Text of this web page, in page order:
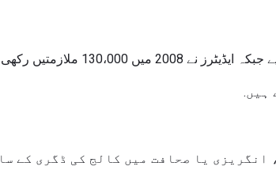
انگریزی یا صحافت میں کالج کی ڈگری کے